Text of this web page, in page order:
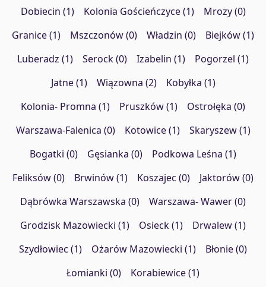
Dobiecin (1)
Kolonia Gościeńczyce (1)
Mrozy (0)
Granice (1)
Mszczonów (0) Władzin (0)
Biejków (1)
Luberadz (1)
Serock (0) Izabelin (1)
Pogorzel (1)
Jatne (1)
Wiązowna (2)
Kobyłka (1)
Kolonia- Promna (1)
Pruszków (1)
Ostrołęka (0)
Warszawa-Falenica (0)
Kotowice (1)
Skaryszew (1)
Bogatki (0)
Gęsianka (0)
Podkowa Leśna (1)
Feliksów (0)
Brwinów (1) Koszajec (0)
Jaktorów (0)
Dąbrówka Warszawska (0)
Warszawa- Wawer (0)
Grodzisk Mazowiecki (1)
Osieck (1)
Drwalew (1)
Szydłowiec (1)
Ożarów Mazowiecki (1)
Błonie (0)
Łomianki (0)
Korabiewice (1)